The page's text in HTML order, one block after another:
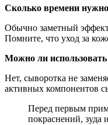
Сколько времени нужно
Обычно заметный эффект
Помните, что уход за
Можно ли
Нет, сыворотка не
активных компонентов
Перед первым
покраснений, зуда